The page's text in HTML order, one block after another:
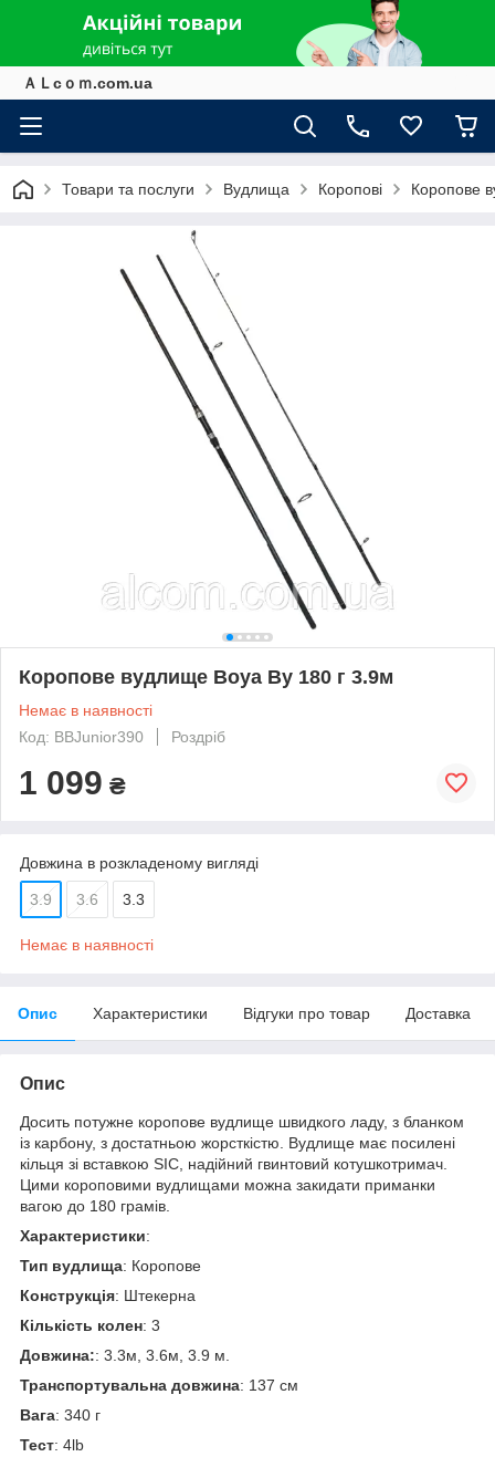
ＡＬcｏｍ.com.ua
Товари та послуги Вудлища Коропові Коропове
Коропове вудлище Boya By 180 г 3.9м
Немає в наявності
Код: BBJunior390
Роздріб
1 099 ₴
Довжина в розкладеному вигляді
3.9 3.6 3.3
Немає в наявності
Опис Характеристики Відгуки про товар Доставка
Опис
Досить потужне коропове вудлище швидкого ладу, з бланком
із карбону, з достатньою жорсткістю. Вудлище має посилені
кільця зі вставкою SIC, надійний гвинтовий котушкотримач.
Цими короповими вудлищами можна закидати приманки
вагою до 180 грамів.
Характеристики:
Тип вудлища: Коропове
Конструкція: Штекерна
Кількість колен: 3
Довжина:: 3.3м, 3.6м, 3.9 м.
Транспортувальна довжина: 137 см
Вага: 340 г
Тест: 4lb